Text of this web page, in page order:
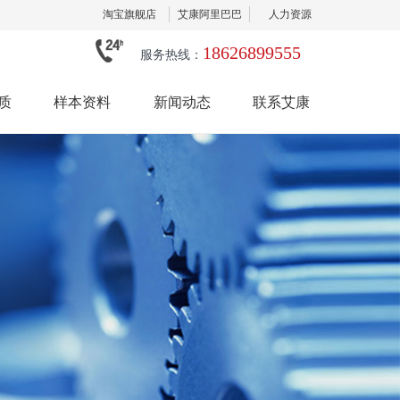
淘宝旗舰店 艾康阿里巴巴 人力资源
样本资料 新闻动态 联系艾康
服务热线： 18626899555